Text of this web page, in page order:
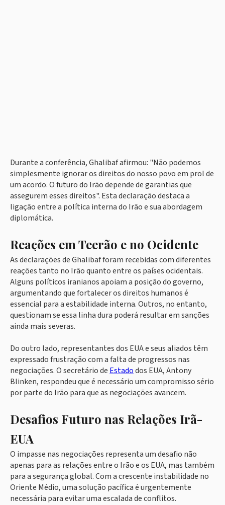
Durante a conferência, Ghalibaf afirmou: "Não podemos
simplesmente ignorar os direitos do nosso povo em prol de
um acordo. O futuro do Irão depende de garantias que
assegurem esses direitos". Esta declaração destaca a
ligação entre a política interna do Irão e sua abordagem
diplomática.
Reações em Teerão e no Ocidente
As declarações de Ghalibaf foram recebidas com diferentes
reações tanto no Irão quanto entre os países ocidentais.
Alguns políticos iranianos apoiam a posição do governo,
argumentando que fortalecer os direitos humanos é
essencial para a estabilidade interna. Outros, no entanto,
questionam se essa linha dura poderá resultar em sanções
ainda mais severas.
Do outro lado, representantes dos EUA e seus aliados têm
expressado frustração com a falta de progressos nas
negociações. O secretário de Estadodos EUA, Antony
Blinken, respondeu que é necessário um compromisso sério
por parte do Irão para que as negociações avancem.
Desafios Futuro nas Relações Irã-
EUA
O impasse nas negociações representa um desafio não
apenas para as relações entre o Irão e os EUA, mas também
para a segurança global. Com a crescente instabilidade no
Oriente Médio, uma solução pacífica é urgentemente
necessária para evitar uma escalada de conflitos.